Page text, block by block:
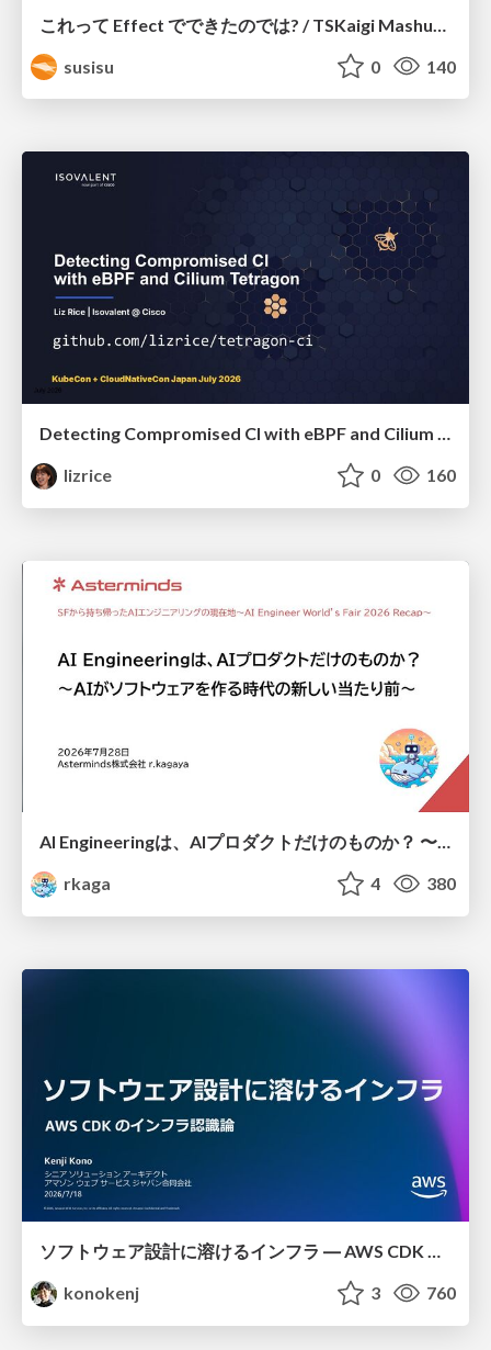
susisu
0 140
Detecting Compromised CI with eBPF and Cilium Tetragon
lizrice
0 160
AI Engineeringは、AIプロダクトだけのものか？ 〜AIがソフトウェアを作る時代の新しい当たり前〜 / No AI in your product. AI Engineering in your development.
rkaga
4 380
konokenj
3 760